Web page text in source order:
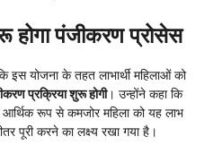
होगा पंजीकरण प्रोसेस
इस योजना के तहत लाभार्थी महिलाओं को
प्रक्रिया शुरू होगी। उन्होंने कहा कि
रूप से कमजोर महिला को यह लाभ
पूरी करने का लक्ष्य रखा गया है।